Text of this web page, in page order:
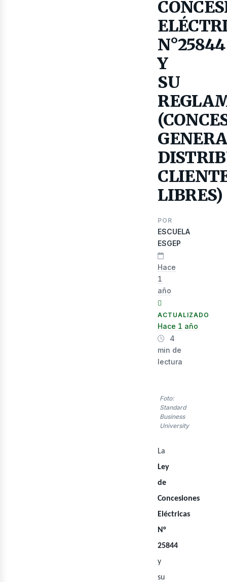
N°25844
Y
SU
LIBRES)
POR
ESCUELA
ESGEP
Hace
1
año
ACTUALIZADO
Hace 1 año
4
min de
lectura
Foto:
Standard
Business
University
La
Ley
de
Concesiones
Eléctricas
N°
25844
y
su